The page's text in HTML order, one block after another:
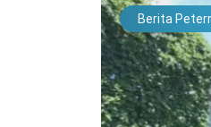
Berita